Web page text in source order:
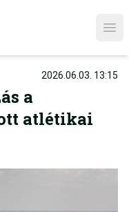
2026.06.03. 13:15
a
atlétikai